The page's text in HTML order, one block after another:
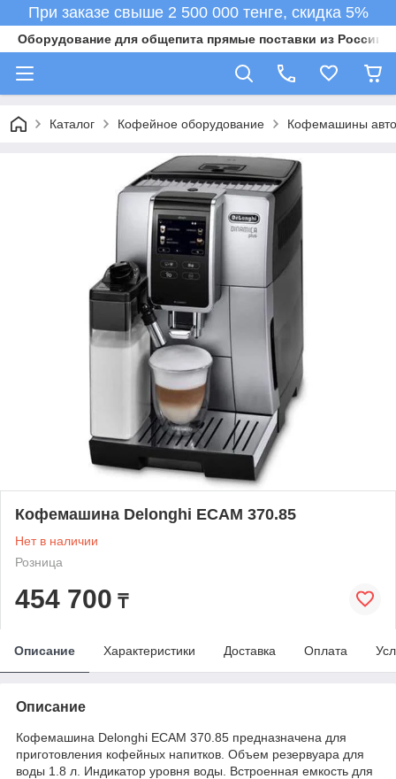
При заказе свыше 2 500 000 тенге, скидка 5%
Оборудование для общепита прямые поставки из России в
Каталог Кофейное оборудование Кофемашины
Кофемашина Delonghi ECAM 370.85
Нет в наличии
Розница
454 700 ₸
Описание Характеристики Доставка Оплата
Описание
Кофемашина Delonghi ECAM 370.85 предназначена для
приготовления кофейных напитков. Объем резервуара для
воды 1.8 л. Индикатор уровня воды. Встроенная емкость для